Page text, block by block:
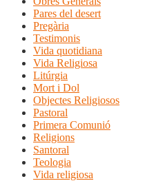
Pares del desert
Pregària
Testimonis
Vida quotidiana
Vida Religiosa
Litúrgia
Mort i Dol
Objectes Religiosos
Pastoral
Primera Comunió
Religions
Santoral
Teologia
Vida religiosa